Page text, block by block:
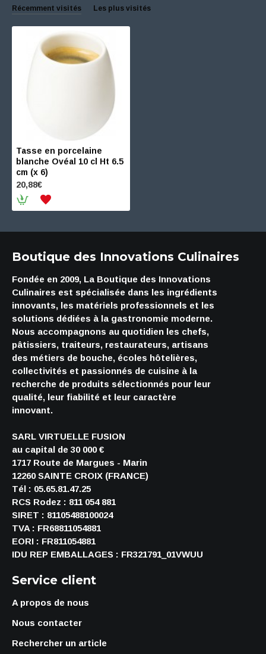
Récemment visités Les plus visités
Tasse en porcelaine
blanche Ovéal 10 cl Ht 6.5
cm (x 6)
20,88€
Boutique des Innovations Culinaires
Fondée en 2009, La Boutique des Innovations
Culinaires est spécialisée dans les ingrédients
innovants, les matériels professionnels et les
solutions dédiées à la gastronomie moderne.
Nous accompagnons au quotidien les chefs,
pâtissiers, traiteurs, restaurateurs, artisans
des métiers de bouche, écoles hôtelières,
collectivités et passionnés de cuisine à la
recherche de produits sélectionnés pour leur
qualité, leur fiabilité et leur caractère
innovant.
SARL VIRTUELLE FUSION
au capital de 30 000 €
1717 Route de Margues - Marin
12260 SAINTE CROIX (FRANCE)
Tél : 05.65.81.47.25
RCS Rodez : 811 054 881
SIRET : 81105488100024
TVA : FR68811054881
EORI : FR811054881
IDU REP EMBALLAGES : FR321791_01VWUU
Service client
A propos de nous
Nous contacter
Rechercher un article